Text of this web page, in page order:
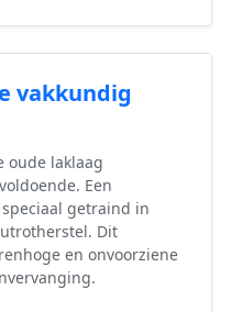
vakkundig
oude laklaag
Een
getraind in
Dit
en onvoorziene